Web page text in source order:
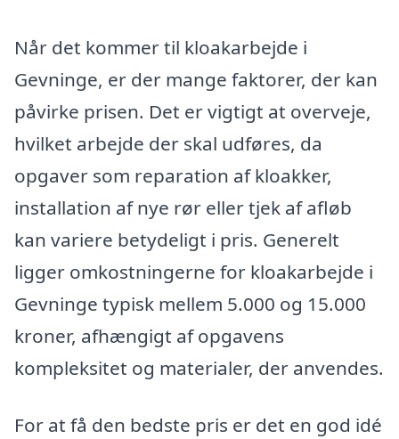
Når det kommer til kloakarbejde i
Gevninge, er der mange faktorer, der kan
påvirke prisen. Det er vigtigt at overveje,
hvilket arbejde der skal udføres, da
opgaver som reparation af kloakker,
installation af nye rør eller tjek af afløb
kan variere betydeligt i pris. Generelt
ligger omkostningerne for kloakarbejde i
Gevninge typisk mellem 5.000 og 15.000
kroner, afhængigt af opgavens
kompleksitet og materialer, der anvendes.
For at få den bedste pris er det en god idé